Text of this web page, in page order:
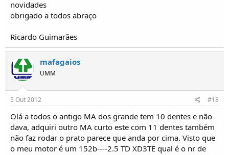
novidades
obrigado a todos abraço
Ricardo Guimarães
mafagaios
UMM
5 Out 2012 #18
Olá a todos o antigo MA dos grande tem 10 dentes e não
dava, adquiri outro MA curto este com 11 dentes também
não faz rodar o prato parece que anda por cima. Visto que
o meu motor é um 152b----2.5 TD XD3TE qual é o nr de